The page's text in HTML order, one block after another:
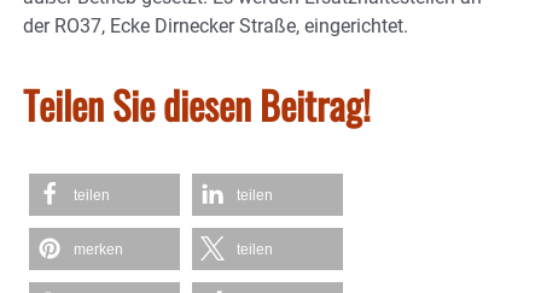
der RO37, Ecke Dirnecker Straße, eingerichtet.
Teilen Sie diesen Beitrag!
teilen teilen
merken teilen